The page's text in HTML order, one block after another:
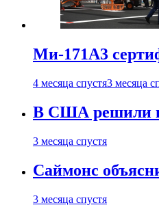
Ми-171А3
4 месяца спустя3 месяца
В США решили
3 месяца спустя
Саймонс
3 месяца спустя